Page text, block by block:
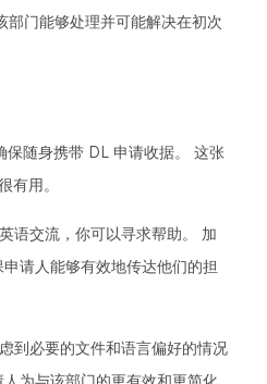
部门能够处理并可能解决在初次
随身携带 DL 申请收据。 这张
有用。
语交流，你可以寻求帮助。 加
请人能够有效地传达他们的担
到必要的文件和语言偏好的情况